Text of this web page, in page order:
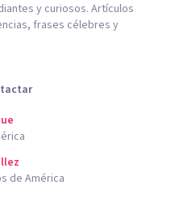
y curiosos. Artículos
frases célebres y
de América